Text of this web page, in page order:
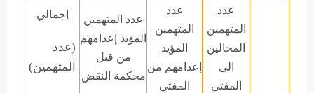
عدد
المتهمين
المحالين
الى
المفتي
عدد
المتهمين
المؤيد
إعدامهم من
المفتي
عدد المتهمين
المؤيد إعدامهم
من قبل
محكمة النقض
إجمالي
(عدد
المتهمين)